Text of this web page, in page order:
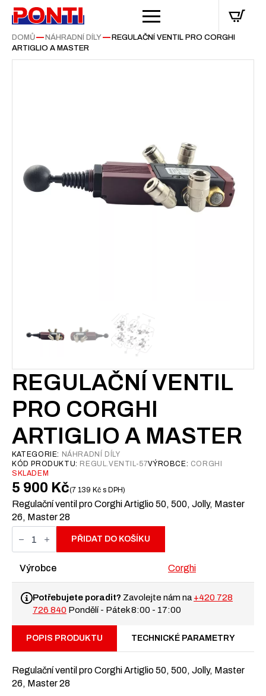
DOMŮ— NÁHRADNÍ DÍLY— REGULAČNÍ VENTIL PRO CORGHI
ARTIGLIO A MASTER
REGULAČNÍ VENTIL
PRO CORGHI
ARTIGLIO A MASTER
KATEGORIE: NÁHRADNÍ DÍLY
KÓD PRODUKTU: REGUL.VENTIL-57VÝROBCE: CORGHI
SKLADEM
5 900 Kč 7 139 Kč s DPH
Regulační ventil pro Corghi Artiglio 50, 500, Jolly, Master
26, Master 28
Regulační
ventil
pro
Artiglio
množství
PŘIDAT DO KOŠÍKU
Výrobce Corghi
Potřebujete poradit? Zavolejte nám na +420 728
726 840 Pondělí - Pátek 8:00 - 17:00
POPIS PRODUKTU TECHNICKÉ PARAMETRY
Regulační ventil pro Corghi Artiglio 50, 500, Jolly, Master
26, Master 28